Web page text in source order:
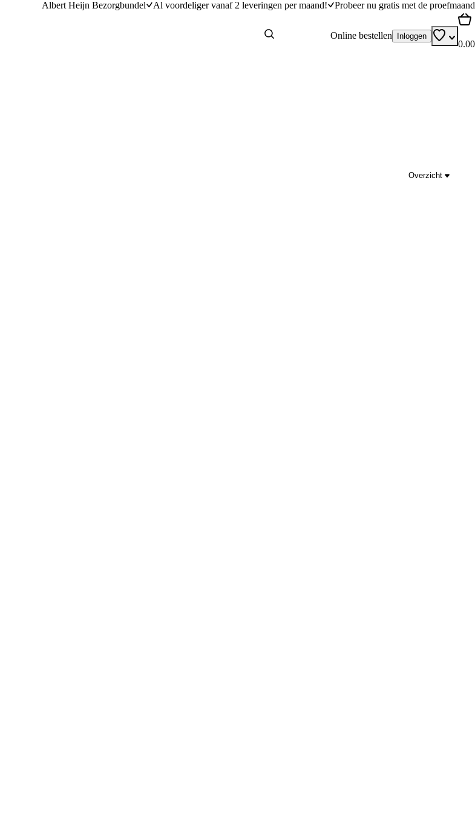
Albert Heijn Bezorgbundel Al voordeliger vanaf 2 leveringen per maand! Probeer nu gratis met de proefmaand
Online bestellen Inloggen
0.00
Overzicht